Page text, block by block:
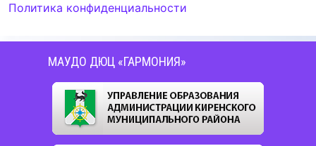
Политика конфиденциальности
МАУДО ДЮЦ «ГАРМОНИЯ»